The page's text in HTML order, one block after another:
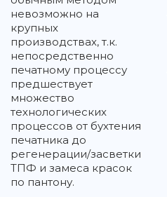
невозможно на
крупных
производствах, т.к.
непосредственно
печатному процессу
предшествует
множество
технологических
процессов от бухтения
печатника до
регенерации/засветки
ТПФ и замеса красок
по пантону.